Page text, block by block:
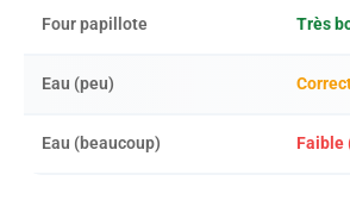
Four papillote Très
Eau (peu)
Eau (beaucoup) Faible